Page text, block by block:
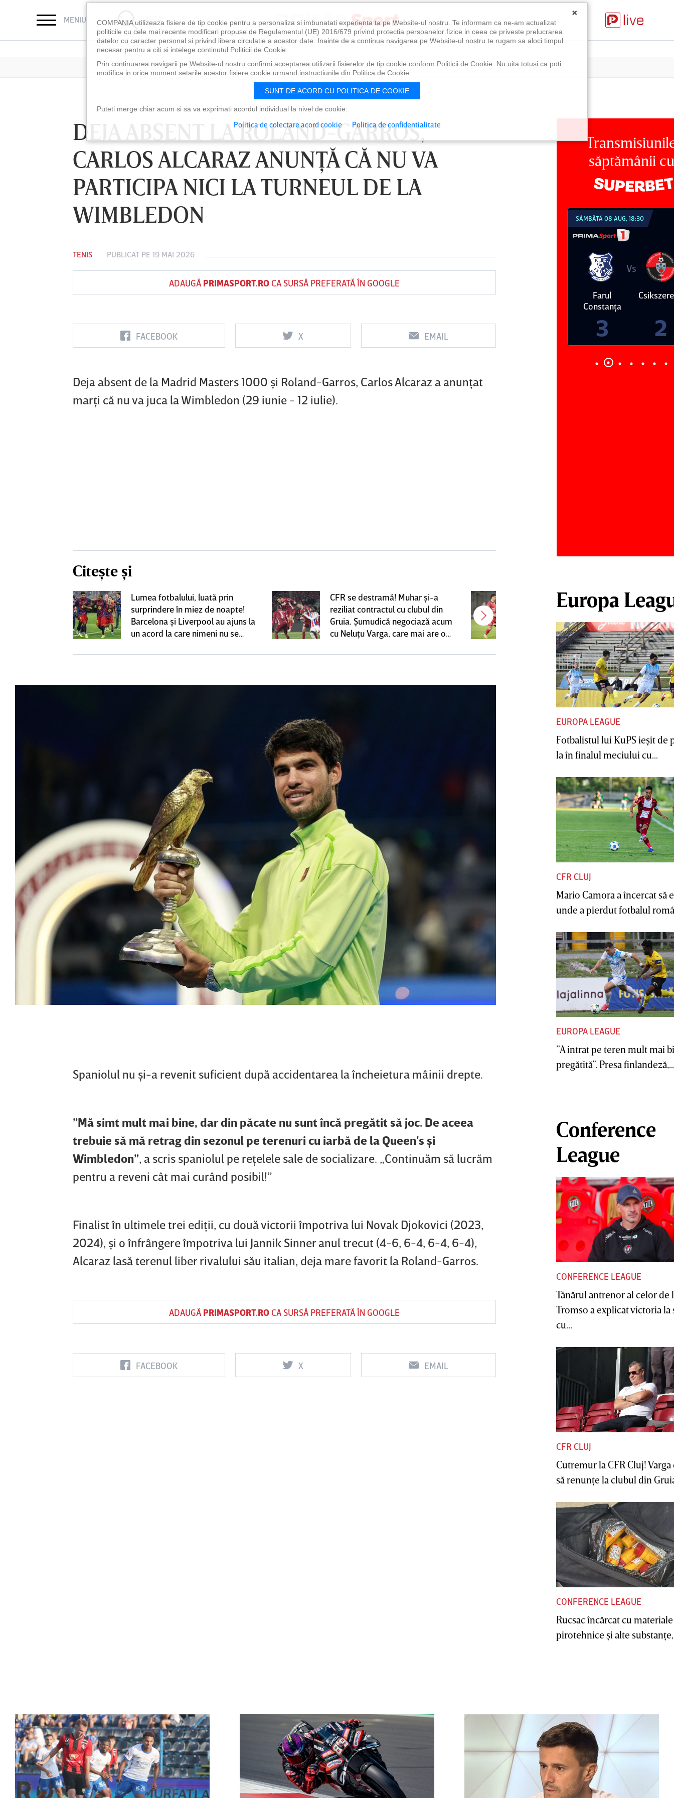
MENIU CAUTĂ
DEJA ABSENT LA ROLAND-GARROS,
CARLOS ALCARAZ ANUNŢĂ CĂ NU VA
PARTICIPA NICI LA TURNEUL DE LA
WIMBLEDON
TENIS PUBLICAT PE 19 MAI 2026
ADAUGĂ PRIMASPORT.ROCA SURSĂ PREFERATĂ ÎN GOOGLE
FACEBOOK X EMAIL
Deja absent de la Madrid Masters 1000 şi Roland-Garros, Carlos Alcaraz a anunţat
marţi că nu va juca la Wimbledon (29 iunie - 12 iulie).
Citește și
Lumea fotbalului, luată prin
surprindere în miez de noapte!
Barcelona şi Liverpool au ajuns la
un acord la care nimeni nu se
CFR se destramă! Muhar şi-a
reziliat contractul cu clubul din
Gruia. Şumudică negociază acum
cu Neluţu Varga, care mai are o
EXCLUSIV
Kevin Ciubotaru şi-a găsit echipă
şi a fost prezentat oficial
Spaniolul nu şi-a revenit suficient după accidentarea la încheietura mâinii drepte.
”Mă simt mult mai bine, dar din păcate nu sunt încă pregătit să joc. De aceea
trebuie să mă retrag din sezonul pe terenuri cu iarbă de la Queen's şi
Wimbledon”, a scris spaniolul pe reţelele sale de socializare. „Continuăm să lucrăm
pentru a reveni cât mai curând posibil!”
Finalist în ultimele trei ediţii, cu două victorii împotriva lui Novak Djokovici (2023,
2024), şi o înfrângere împotriva lui Jannik Sinner anul trecut (4-6, 6-4, 6-4, 6-4),
Alcaraz lasă terenul liber rivalului său italian, deja mare favorit la Roland-Garros.
ADAUGĂ PRIMASPORT.ROCA SURSĂ PREFERATĂ ÎN GOOGLE
FACEBOOK X EMAIL
săptămânii cu
LUNI 10 AUG, 18:30
FC Botoşani
Vs
Corvinul
LUNI 10 AUG, 21:30
Sepsi OSK Sf
Vs
FCSB UTA Arad
0
Vs
Rapid
0
Farul
3
Vs
SÂMBĂTĂ 08 AUG, 21:30
Dinamo
Vs
FC
Europa
EUROPA LEAGUE
Fotbalistul lui KuPS ieşit de
la în finalul meciului cu...
CFR CLUJ
Mario Camora a încercat să
unde a pierdut fotbalul
EUROPA LEAGUE
”A intrat pe teren mult mai
pregătită”. Presa
Conference
League
CONFERENCE LEAGUE
Tânărul antrenor al celor de
Tromso a explicat victoria la
cu...
CFR CLUJ
Cutremur la CFR Cluj! Varga
să renunţe la clubul din
CONFERENCE LEAGUE
Rucsac încărcat cu materiale
pirotehnice şi alte substanţe,
×
COMPANIA utilizeaza fisiere de tip cookie pentru a personaliza si imbunatati experienta ta pe Website-ul nostru. Te informam ca ne-am actualizat
politicile cu cele mai recente modificari propuse de Regulamentul (UE) 2016/679 privind protectia persoanelor fizice in ceea ce priveste prelucrarea
datelor cu caracter personal si privind libera circulatie a acestor date. Inainte de a continua navigarea pe Website-ul nostru te rugam sa aloci timpul
necesar pentru a citi si intelege continutul Politicii de Cookie.
Prin continuarea navigarii pe Website-ul nostru confirmi acceptarea utilizarii fisierelor de tip cookie conform Politicii de Cookie. Nu uita totusi ca poti
modifica in orice moment setarile acestor fisiere cookie urmand instructiunile din Politica de Cookie.
SUNT DE ACORD CU POLITICA DE COOKIE
Puteti merge chiar acum si sa va exprimati acordul individual la nivel de cookie:
Politica de colectare acord cookie Politica de confidentialitate